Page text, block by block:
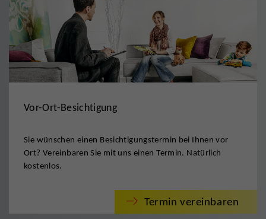
Vor-Ort-Besichtigung
Sie wünschen einen Besichtigungstermin bei Ihnen vor
Ort? Vereinbaren Sie mit uns einen Termin. Natürlich
kostenlos.
Termin vereinbaren